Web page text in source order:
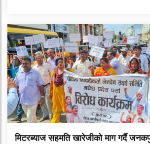
मिटरब्याज सहमति खारेजीको माग गर्दै